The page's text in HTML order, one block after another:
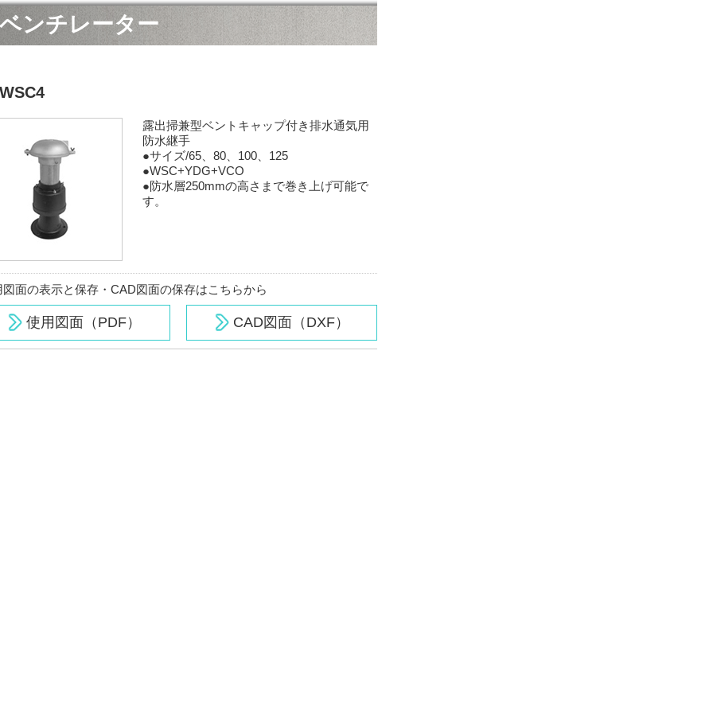
ベンチレーター
WSC4
露出掃兼型ベントキャップ付き排水通気用
防水継手
●サイズ/65、80、100、125
●WSC+YDG+VCO
●防水層250mmの高さまで巻き上げ可能で
す。
図面の表示と保存・CAD図面の保存はこちらから
使用図面（PDF） CAD図面（DXF）